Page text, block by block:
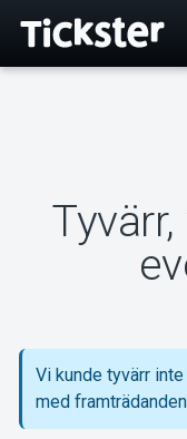
Vi kunde tyvärr
med